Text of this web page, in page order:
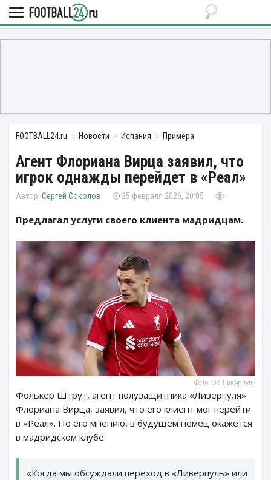
FOOTBALL24.ru Новости Испания Примера
Агент Флориана Вирца заявил, что
игрок однажды перейдет в «Реал»
Сергей Соколов 25 февраля 2026, 20:05
Предлагал услуги своего клиента мадридцам.
Фото: ФК Ливерпуль
Фолькер Штрут, агент полузащитника «Ливерпуля»
Флориана Вирца, заявил, что его клиент мог перейти
в «Реал». По его мнению, в будущем немец окажется
в мадридском клубе.
«Когда мы обсуждали переход в «Ливерпуль» или